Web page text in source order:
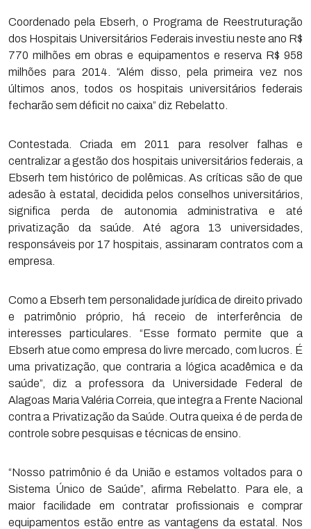
Coordenado pela Ebserh, o Programa de Reestruturação
dos Hospitais Universitários Federais investiu neste ano R$
770 milhões em obras e equipamentos e reserva R$ 958
milhões para 2014. “Além disso, pela primeira vez nos
últimos anos, todos os hospitais universitários federais
fecharão sem déficit no caixa” diz Rebelatto.
Contestada. Criada em 2011 para resolver falhas e
centralizar a gestão dos hospitais universitários federais, a
Ebserh tem histórico de polêmicas. As críticas são de que
adesão à estatal, decidida pelos conselhos universitários,
significa perda de autonomia administrativa e até
privatização da saúde. Até agora 13 universidades,
responsáveis por 17 hospitais, assinaram contratos com a
empresa.
Como a Ebserh tem personalidade jurídica de direito privado
e patrimônio próprio, há receio de interferência de
interesses particulares. “Esse formato permite que a
Ebserh atue como empresa do livre mercado, com lucros. É
uma privatização, que contraria a lógica acadêmica e da
saúde”, diz a professora da Universidade Federal de
Alagoas Maria Valéria Correia, que integra a Frente Nacional
contra a Privatização da Saúde. Outra queixa é de perda de
controle sobre pesquisas e técnicas de ensino.
“Nosso patrimônio é da União e estamos voltados para o
Sistema Único de Saúde”, afirma Rebelatto. Para ele, a
maior facilidade em contratar profissionais e comprar
equipamentos estão entre as vantagens da estatal. Nos